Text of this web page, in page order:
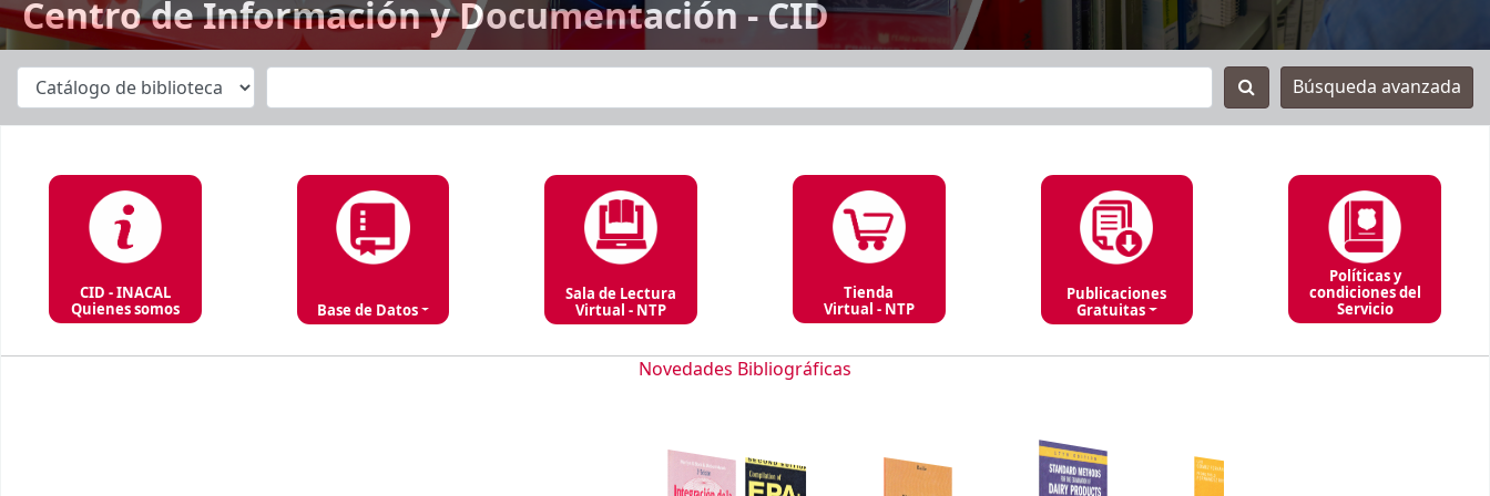
Centro de Información y Documentación - CID
Búsqueda avanzada
CID - INACAL
Quienes somos Base de Datos
Sala de Lectura
Virtual - NTP
Tienda
Virtual - NTP
Publicaciones
Gratuitas
Políticas y
condiciones del
Servicio
Novedades Bibliográficas